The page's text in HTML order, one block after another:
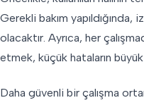
Gerekli bakım yapıldığında,
olacaktır. Ayrıca, her
etmek, küçük hataların
Daha güvenli bir çalışma